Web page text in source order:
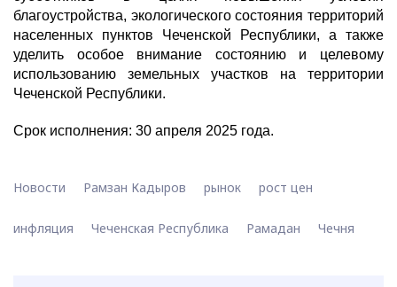
благоустройства, экологического состояния территорий
населенных пунктов Чеченской Республики, а также
уделить особое внимание состоянию и целевому
использованию земельных участков на территории
Чеченской Республики.
Срок исполнения: 30 апреля 2025 года.
Новости Рамзан Кадыров рынок рост цен
инфляция Чеченская Республика Рамадан Чечня